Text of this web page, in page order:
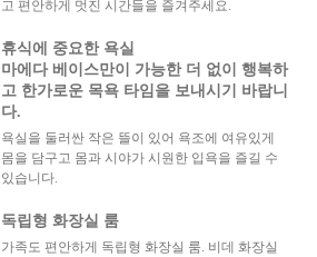
고 편안하게 멋진 시간들을 즐겨주세요.
휴식에 중요한 욕실
마에다 베이스만이 가능한 더 없이 행복하
고 한가로운 목욕 타임을 보내시기 바랍니
다.
욕실을 둘러싼 작은 뜰이 있어 욕조에 여유있게
몸을 담구고 몸과 시야가 시원한 입욕을 즐길 수
있습니다.
독립형 화장실 룸
가족도 편안하게 독립형 화장실 룸. 비데 화장실